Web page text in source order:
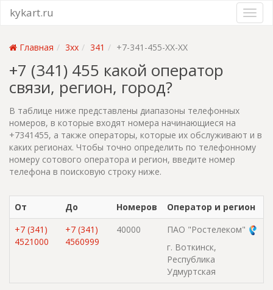
kykart.ru
Главная 3xx 341 +7-341-455-XX-XX
+7 (341) 455 какой оператор
связи, регион, город?
В таблице ниже представлены диапазоны телефонных
номеров, в которые входят номера начинающиеся на
+7341455, а также операторы, которые их обслуживают и в
каких регионах. Чтобы точно определить по телефонному
номеру сотового оператора и регион, введите номер
телефона в поисковую строку ниже.
От До Номеров
Оператор и регион
+7 (341)
4521000
+7 (341)
4560999
40000
ПАО "Ростелеком"
г. Воткинск,
Республика
Удмуртская